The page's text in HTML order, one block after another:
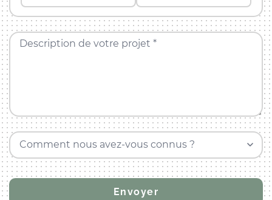
Description de votre projet *
Comment nous avez-vous connus ?